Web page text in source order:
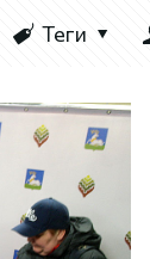
Теги